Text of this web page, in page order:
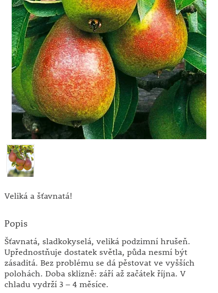
Veliká a šťavnatá!
Popis
Šťavnatá, sladkokyselá, veliká podzimní hrušeň.
Upřednostňuje dostatek světla, půda nesmí být
zásaditá. Bez problému se dá pěstovat ve vyšších
polohách. Doba sklizně: září až začátek října. V
chladu vydrží 3 – 4 měsíce.